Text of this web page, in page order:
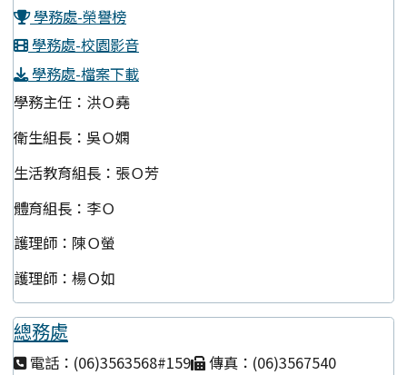
學務處-榮譽榜
學務處-校園影音
學務處-檔案下載
學務主任：洪Ｏ堯
衛生組長：吳Ｏ嫻
生活教育組長：張Ｏ芳
體育組長：李Ｏ
護理師：陳Ｏ螢
護理師：楊Ｏ如
總務處
電話：(06)3563568#159
傳真：(06)3567540